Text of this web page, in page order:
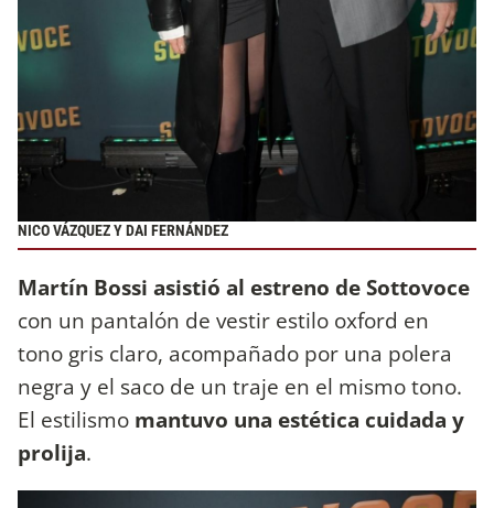
NICO VÁZQUEZ Y DAI FERNÁNDEZ
Martín Bossi asistió al estreno de Sottovoce
con un pantalón de vestir estilo oxford en
tono gris claro, acompañado por una polera
negra y el saco de un traje en el mismo tono.
El estilismo mantuvo una estética cuidada y
prolija.